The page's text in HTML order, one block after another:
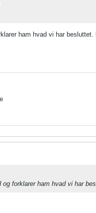
ham hvad vi har
forklarer ham hvad vi har